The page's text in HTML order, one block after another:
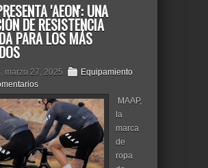
'AEON': UNA
DE RESISTENCIA
PARA LOS MÁS
marzo 27, 2025
Equipamiento
MAAP,
la
marca
de
ropa